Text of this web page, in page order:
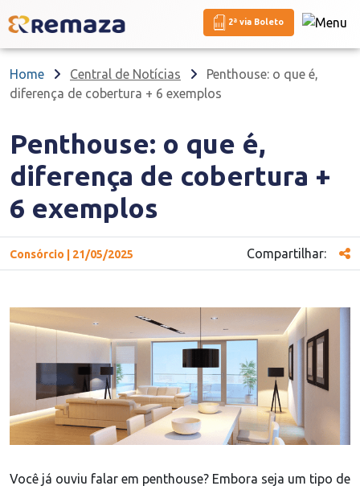
2ª via Boleto
Home Central de Notícias
Penthouse: o que é,
diferença de cobertura + 6 exemplos
Penthouse: o que é,
diferença de cobertura +
6 exemplos
Consórcio | 21/05/2025 Compartilhar:
Você já ouviu falar em penthouse? Embora seja um tipo de